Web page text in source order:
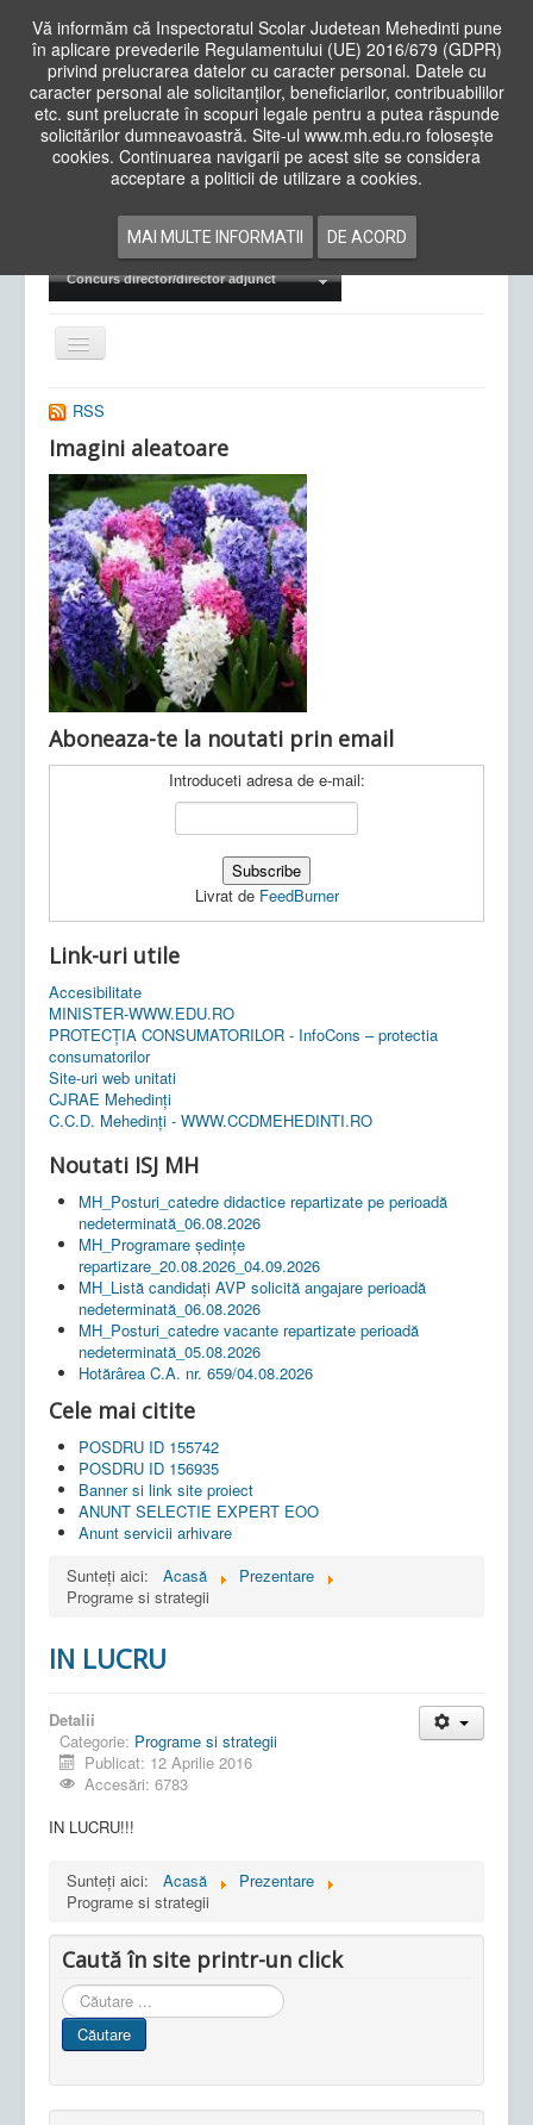
Vă informăm că Inspectoratul Scolar Judetean Mehedinti pune
în aplicare prevederile Regulamentului (UE) 2016/679 (GDPR)
privind prelucrarea datelor cu caracter personal. Datele cu
caracter personal ale solicitanților, beneficiarilor, contribuabililor
etc. sunt prelucrate în scopuri legale pentru a putea răspunde
solicitărilor dumneavoastră. Site-ul www.mh.edu.ro folosește
cookies. Continuarea navigarii pe acest site se considera
acceptare a politicii de utilizare a cookies.
MAI MULTE INFORMATII DE ACORD
Cauta
in
siteAcasa Cadre Didactice
Examene Naționale
Concurs director/director adjunct
Comută
navigarea
Ultimele articole: Vi, 04.11.2022 -
Județean Mehedinți
RSS
Imagini aleatoare
Aboneaza-te la noutati prin email
Introduceti adresa de e-mail:
Livrat de FeedBurner
Link-uri utile
Accesibilitate
MINISTER-WWW.EDU.RO
PROTECȚIA CONSUMATORILOR - InfoCons – protectia
consumatorilor
Site-uri web unitati
CJRAE Mehedinți
C.C.D. Mehedinţi - WWW.CCDMEHEDINTI.RO
Noutati ISJ MH
MH_Posturi_catedre didactice repartizate pe perioadă
nedeterminată_06.08.2026
MH_Programare ședințe
repartizare_20.08.2026_04.09.2026
MH_Listă candidați AVP solicită angajare perioadă
nedeterminată_06.08.2026
MH_Posturi_catedre vacante repartizate perioadă
nedeterminată_05.08.2026
Hotărârea C.A. nr. 659/04.08.2026
Cele mai citite
POSDRU ID 155742
POSDRU ID 156935
Banner si link site proiect
ANUNT SELECTIE EXPERT EOO
Anunt servicii arhivare
Sunteți aici:
Acasă
Prezentare
Programe si strategii
IN LUCRU
Detalii
Categorie: Programe si strategii
Publicat: 12 Aprilie 2016
Accesări: 6783
IN LUCRU!!!
Sunteți aici: Acasă
Prezentare
Programe si strategii
Caută în site printr-un click
Cauta
in
site
Căutare